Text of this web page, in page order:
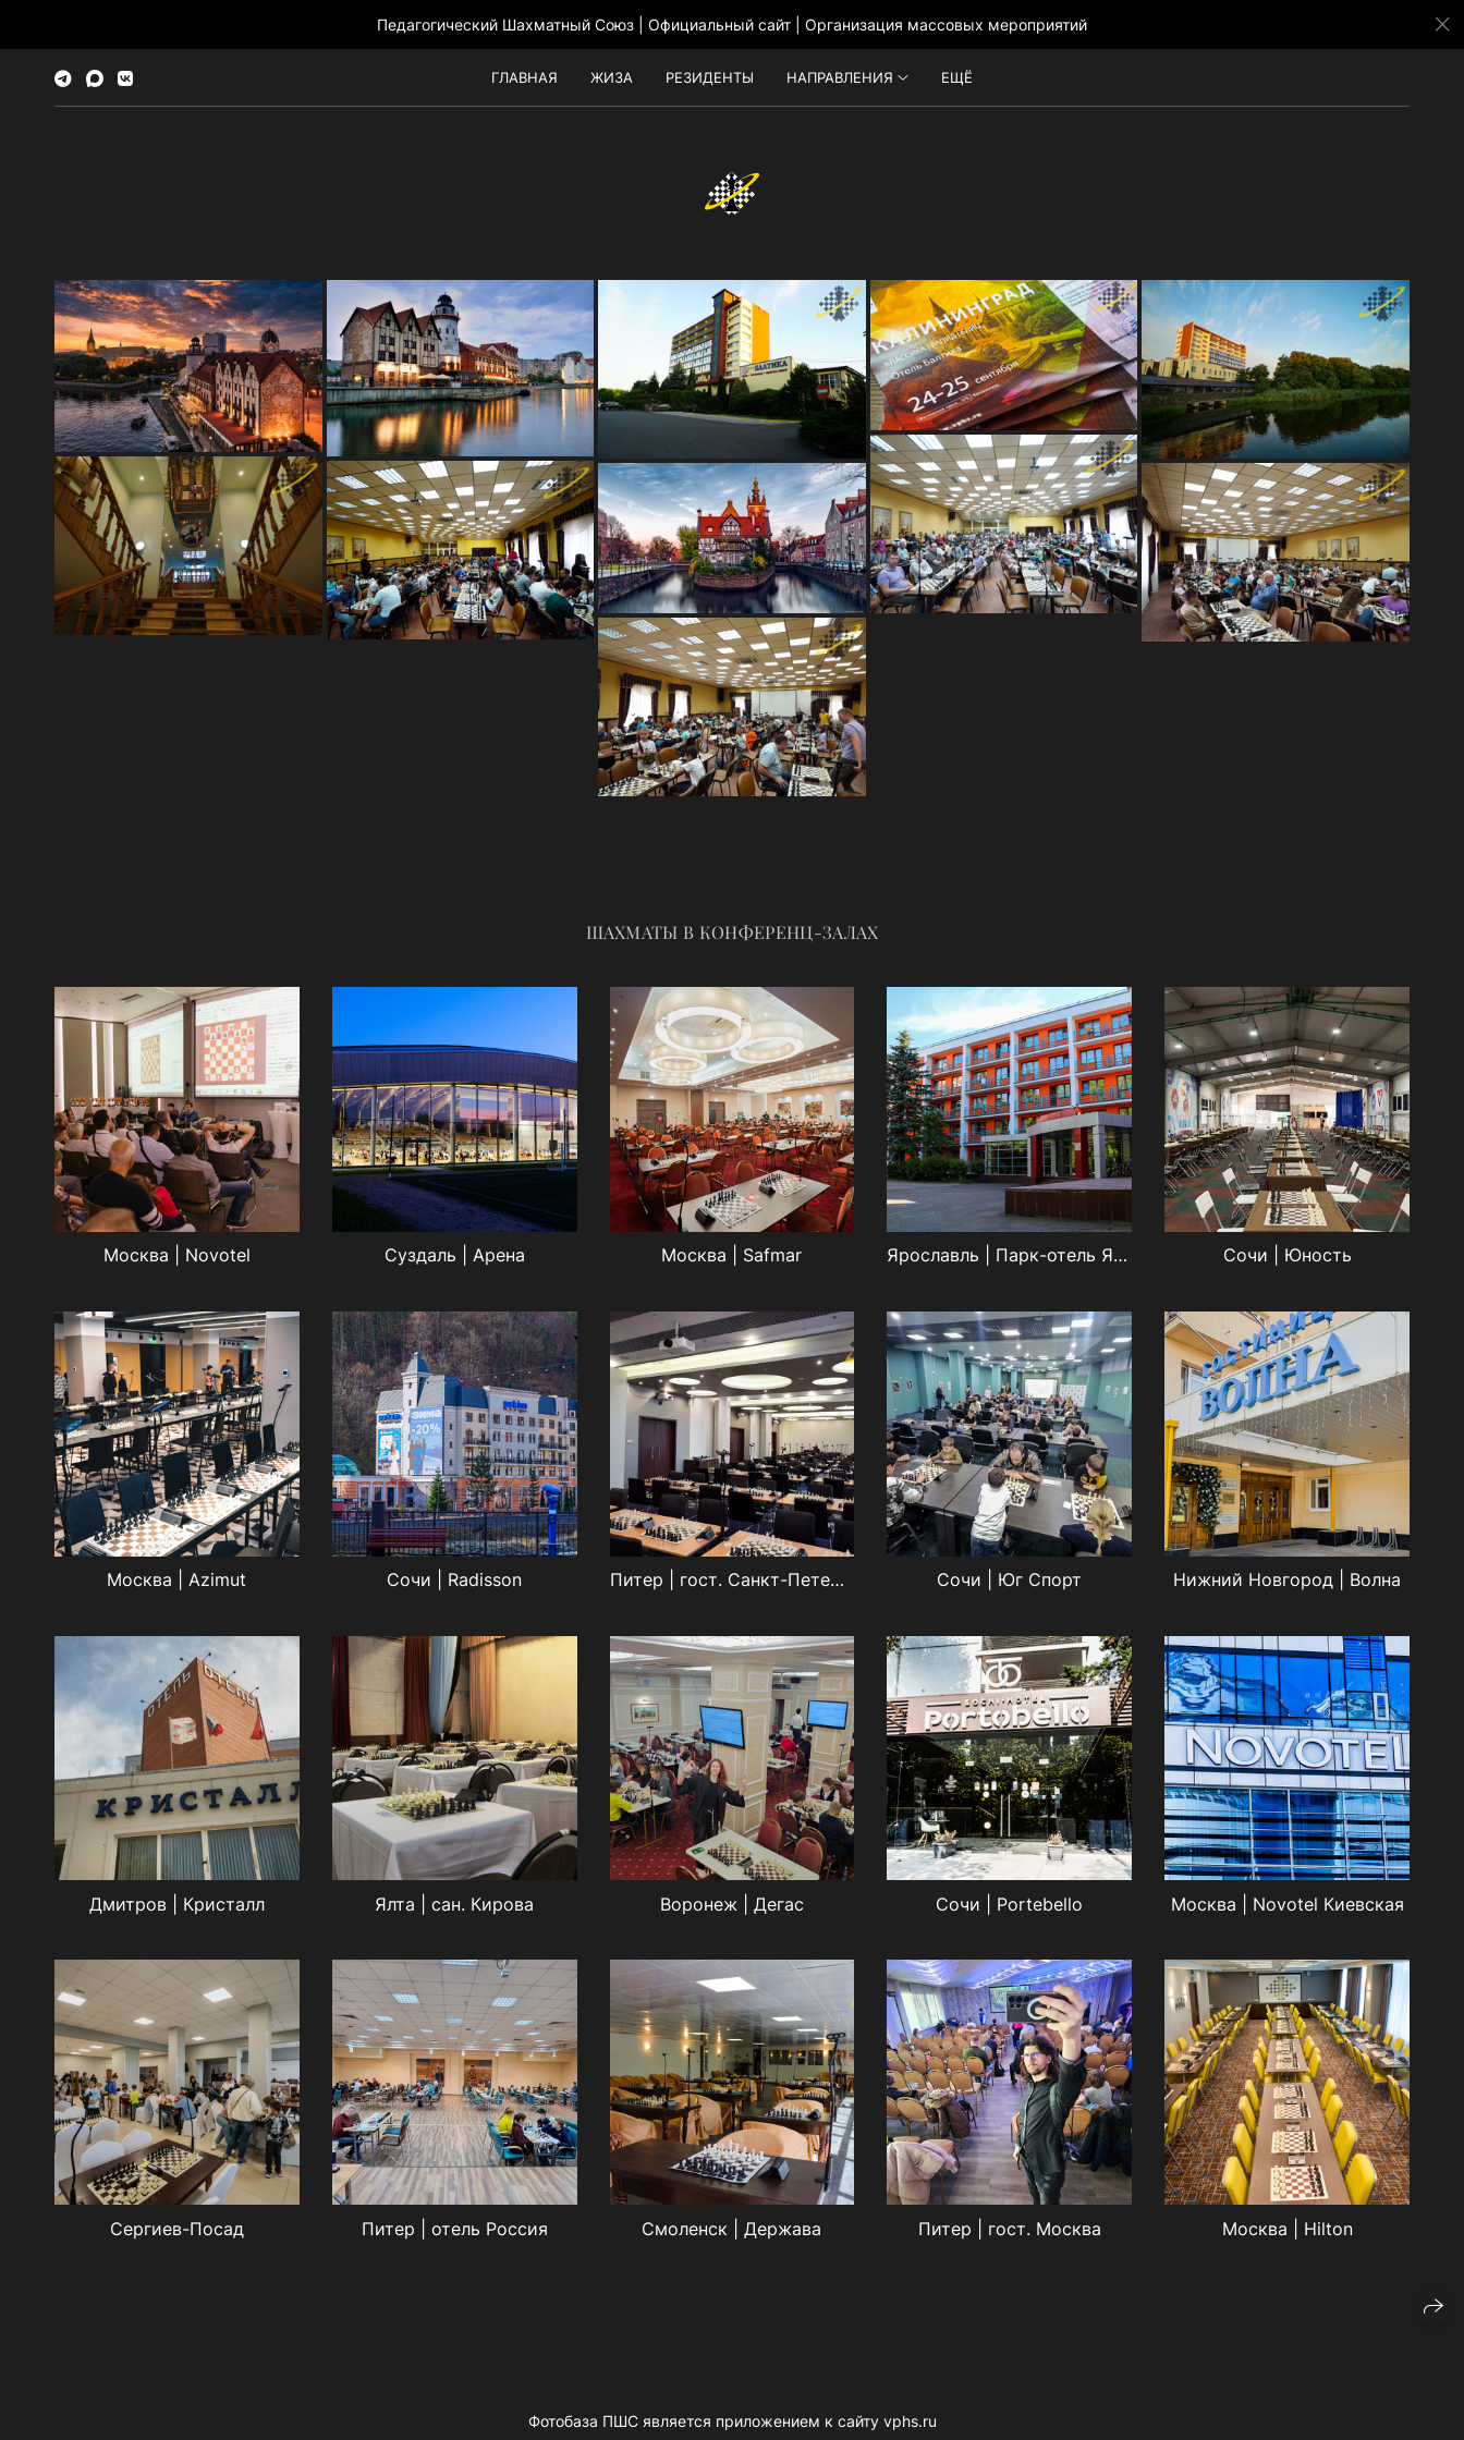
ГЛАВНАЯ ЖИЗА РЕЗИДЕНТЫ НАПРАВЛЕНИЯ ЕЩЁ
ШАХМАТЫ В КОНФЕРЕНЦ-ЗАЛАХ
Москва | Novotel Суздаль | Арена Москва | Safmar Ярославль | Парк-отель Ярославль Сочи | Юность
Москва | Azimut Сочи | Radisson Питер | гост. Санкт-Петербург Сочи | Юг Спорт Нижний Новгород | Волна
Дмитров | Кристалл Ялта | сан. Кирова Воронеж | Дегас Сочи | Portebello Москва | Novotel Киевская
Сергиев-Посад Питер | отель Россия Смоленск | Держава Питер | гост. Москва Москва | Hilton
Фотобаза ПШС является приложением к сайту vphs.ru
Педагогический Шахматный Союз | Официальный сайт | Организация массовых мероприятий